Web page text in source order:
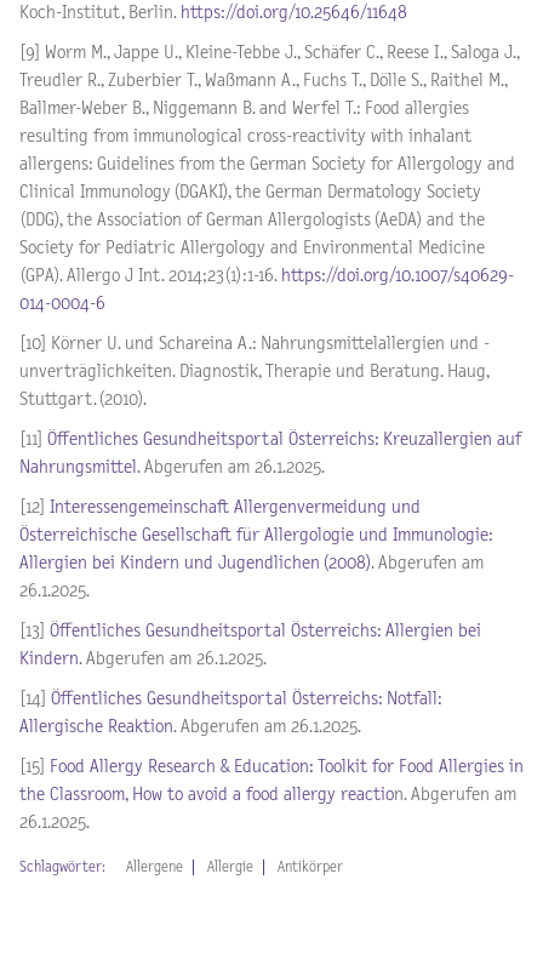
Koch-Institut, Berlin. https://doi.org/10.25646/11648
[9] Worm M., Jappe U., Kleine-Tebbe J., Schäfer C., Reese I., Saloga J.,
Treudler R., Zuberbier T., Waßmann A., Fuchs T., Dölle S., Raithel M.,
Ballmer-Weber B., Niggemann B. and Werfel T.: Food allergies
resulting from immunological cross-reactivity with inhalant
allergens: Guidelines from the German Society for Allergology and
Clinical Immunology (DGAKI), the German Dermatology Society
(DDG), the Association of German Allergologists (AeDA) and the
Society for Pediatric Allergology and Environmental Medicine
(GPA). Allergo J Int. 2014;23(1):1-16. https://doi.org/10.1007/s40629-
014-0004-6
[10] Körner U. und Schareina A.: Nahrungsmittelallergien und -
unverträglichkeiten. Diagnostik, Therapie und Beratung. Haug,
Stuttgart. (2010).
[11] Öffentliches Gesundheitsportal Österreichs: Kreuzallergien auf
Nahrungsmittel . Abgerufen am 26.1.2025.
[12]
Interessengemeinschaft Allergenvermeidung und
Österreichische Gesellschaft für Allergologie und Immunologie:
Allergien bei Kindern und Jugendlichen (2008). Abgerufen am
26.1.2025.
[13] Öffentliches Gesundheitsportal Österreichs: Allergien bei
Kindern. Abgerufen am 26.1.2025.
[14] Öffentliches Gesundheitsportal Österreichs: Notfall:
Allergische Reaktion. Abgerufen am 26.1.2025.
[15]
Food Allergy Research & Education: Toolkit for Food Allergies in
the Classroom, How to avoid a food allergy reaction. Abgerufen am
26.1.2025.
Schlagwörter: Allergene Allergie Antikörper